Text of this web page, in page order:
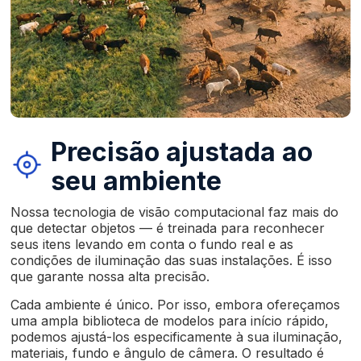
Precisão ajustada ao
seu ambiente
Nossa tecnologia de visão computacional faz mais do
que detectar objetos — é treinada para reconhecer
seus itens levando em conta o fundo real e as
condições de iluminação das suas instalações. É isso
que garante nossa alta precisão.
Cada ambiente é único. Por isso, embora ofereçamos
uma ampla biblioteca de modelos para início rápido,
podemos ajustá-los especificamente à sua iluminação,
materiais, fundo e ângulo de câmera. O resultado é